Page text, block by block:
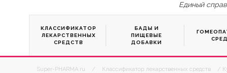
Единый
КЛАССИФИКАТОР
ЛЕКАРСТВЕННЫХ
СРЕДСТВ
БАДЫ И
ПИЩЕВЫЕ
ДОБАВКИ
Super-PHARMA.ru / Классификатор лекарственных средств /